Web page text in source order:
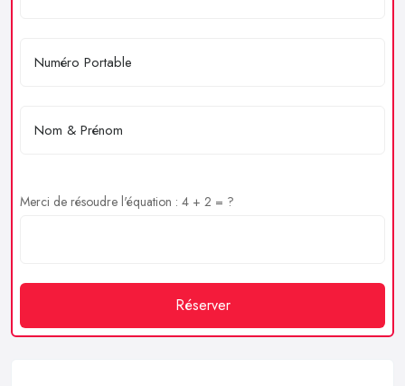
Merci de résoudre l'équation : 4 + 2 = ?
Réserver